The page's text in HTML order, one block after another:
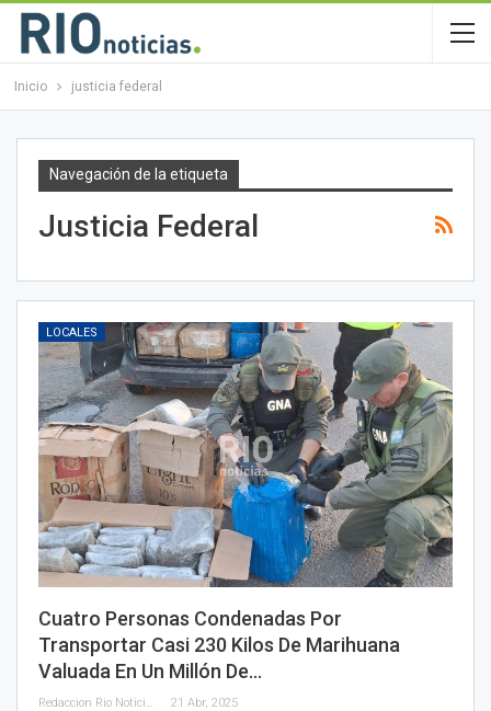
Inicio justicia federal
Navegación de la etiqueta
Justicia Federal
LOCALES
Cuatro Personas Condenadas Por
Transportar Casi 230 Kilos De Marihuana
Valuada En Un Millón De…
21 Abr, 2025